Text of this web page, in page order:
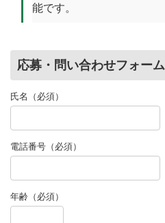
能です。
応募・問い合わせフォーム
氏名（必須）
電話番号（必須）
年齢（必須）